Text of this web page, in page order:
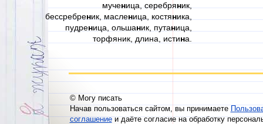
мученица, серебряник,
бессребреник, масленица, костяника,
пудреница, ольшаник, путаница,
торфяник, длина, истина.
© Могу писать
Начав пользоваться сайтом, вы принимаете
соглашениеи даёте согласие на обработку